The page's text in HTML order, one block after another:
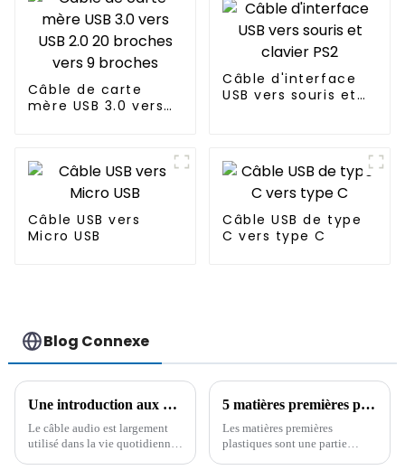
Câble de carte
mère USB 3.0 vers
Câble d'interface
USB vers souris et
Câble USB vers
Micro USB
Câble USB de type
C vers type C
Blog Connexe
Une introduction aux câbles audio courants et à leur application
Le câble audio est largement
utilisé dans la vie quotidienne,
5 matières premières plastiques courantes pour les fils et câbles
Les matières premières
plastiques sont une partie